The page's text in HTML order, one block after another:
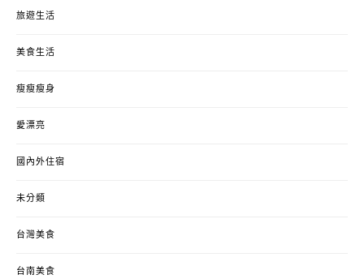
旅遊生活
美食生活
瘦瘦瘦身
愛漂亮
國內外住宿
未分類
台灣美食
台南美食